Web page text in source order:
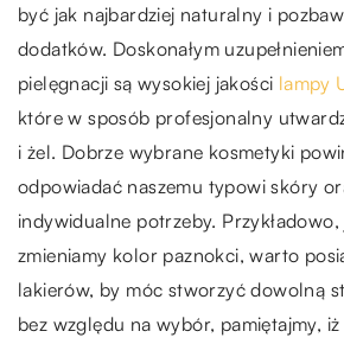
być jak najbardziej naturalny i
dodatków. Doskonałym
pielęgnacji są wysokiej jakości lampy
które w sposób profesjonalny
i żel. Dobrze wybrane kosmetyki
odpowiadać naszemu typowi skóry
indywidualne potrzeby. Przykładowo,
zmieniamy kolor paznokci, warto
lakierów, by móc stworzyć dowolną
bez względu na wybór, pamiętajmy,